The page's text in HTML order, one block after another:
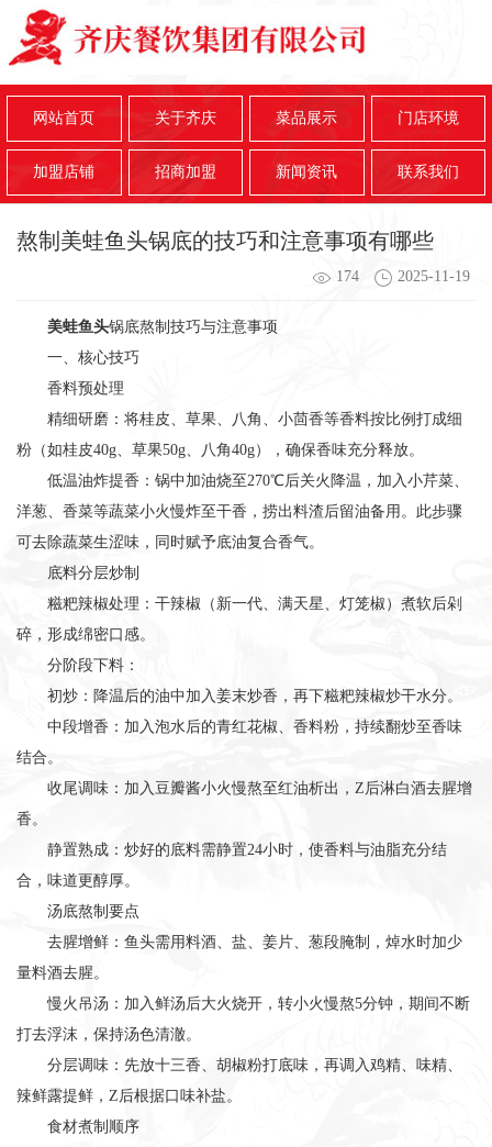
网站首页 关于齐庆 菜品展示 门店环境
加盟店铺 招商加盟 新闻资讯 联系我们
熬制美蛙鱼头锅底的技巧和注意事项有哪些
174 2025-11-19
美蛙鱼头锅底熬制技巧与注意事项
一、核心技巧
香料预处理
精细研磨：将桂皮、草果、八角、小茴香等香料按比例打成细
粉（如桂皮40g、草果50g、八角40g），确保香味充分释放。
低温油炸提香：锅中加油烧至270℃后关火降温，加入小芹菜、
洋葱、香菜等蔬菜小火慢炸至干香，捞出料渣后留油备用。此步骤
可去除蔬菜生涩味，同时赋予底油复合香气。
底料分层炒制
糍粑辣椒处理：干辣椒（新一代、满天星、灯笼椒）煮软后剁
碎，形成绵密口感。
分阶段下料：
初炒：降温后的油中加入姜末炒香，再下糍粑辣椒炒干水分。
中段增香：加入泡水后的青红花椒、香料粉，持续翻炒至香味
结合。
收尾调味：加入豆瓣酱小火慢熬至红油析出，Z后淋白酒去腥增
香。
静置熟成：炒好的底料需静置24小时，使香料与油脂充分结
合，味道更醇厚。
汤底熬制要点
去腥增鲜：鱼头需用料酒、盐、姜片、葱段腌制，焯水时加少
量料酒去腥。
慢火吊汤：加入鲜汤后大火烧开，转小火慢熬5分钟，期间不断
打去浮沫，保持汤色清澈。
分层调味：先放十三香、胡椒粉打底味，再调入鸡精、味精、
辣鲜露提鲜，Z后根据口味补盐。
食材煮制顺序